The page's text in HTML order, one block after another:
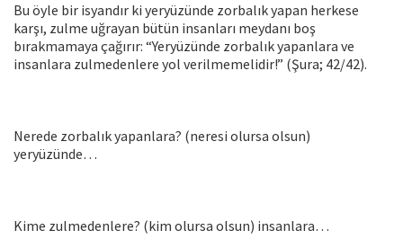
Bu öyle bir isyandır ki yeryüzünde zorbalık yapan herkese
karşı, zulme uğrayan bütün insanları meydanı boş
bırakmamaya çağırır: “Yeryüzünde zorbalık yapanlara ve
insanlara zulmedenlere yol verilmemelidir!” (Şura; 42/42).
Nerede zorbalık yapanlara? (neresi olursa olsun)
yeryüzünde…
Kime zulmedenlere? (kim olursa olsun) insanlara…